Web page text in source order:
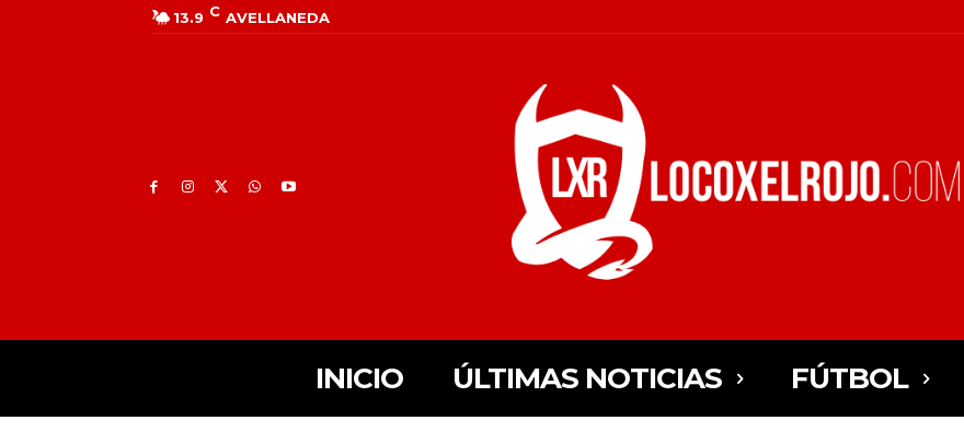
13.9 C AVELLANEDA
INICIO ÚLTIMAS NOTICIAS FÚTBOL